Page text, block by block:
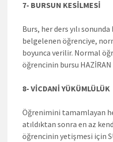
7- BURSUN KESİLMESİ
Burs, her ders yılı sonunda
belgelenen öğrenciye,
boyunca verilir. Normal
öğrencinin bursu HAZİRAN
8- VİCDANİ YÜKÜMLÜLÜK
Öğrenimini tamamlayan
atıldıktan sonra en az
öğrencinin yetişmesi için